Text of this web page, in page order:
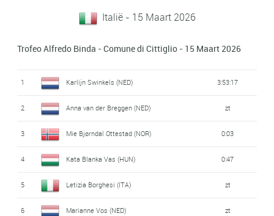
Italië - 15 Maart 2026
Trofeo Alfredo Binda - Comune di Cittiglio - 15 Maart 2026
1 Karlijn Swinkels (NED) 3:53:17
2 Anna van der Breggen (NED) zt
3 Mie Bjørndal Ottestad (NOR) 0:03
4 Kata Blanka Vas (HUN) 0:47
5 Letizia Borghesi (ITA) zt
6 Marianne Vos (NED) zt